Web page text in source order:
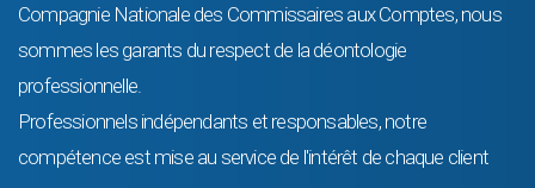
Compagnie Nationale des Commissaires aux Comptes, nous
sommes les garants du respect de la déontologie
professionnelle.
Professionnels indépendants et responsables, notre
compétence est mise au service de l'intérêt de chaque client